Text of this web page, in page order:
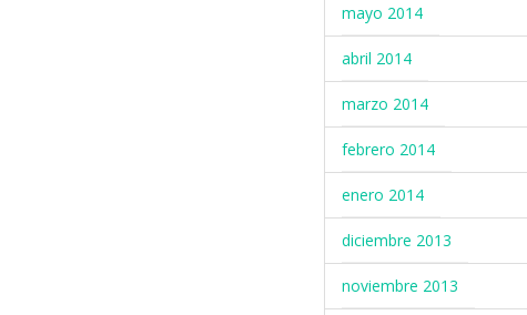
mayo 2014
abril 2014
marzo 2014
febrero 2014
enero 2014
diciembre 2013
noviembre 2013